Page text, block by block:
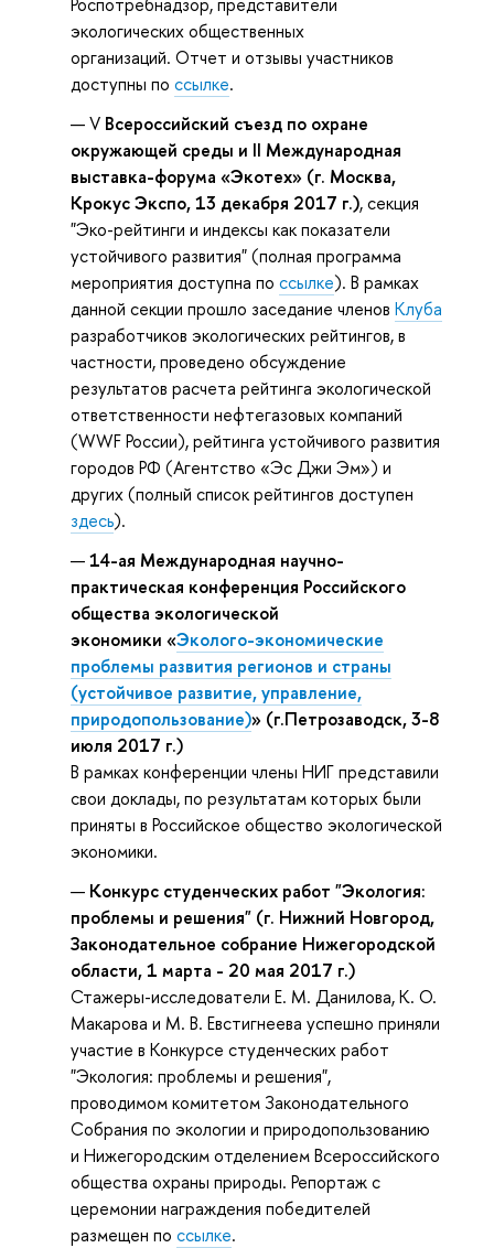
экологических общественных
организаций. Отчет и отзывы участников
доступны поссылке.
V Всероссийский съезд по охране
окружающей среды и II Международная
выставка-форума «Экотех» (г. Москва,
Крокус Экспо, 13 декабря 2017 г.), секция
"Эко-рейтинги и индексы как показатели
устойчивого развития" (полная программа
мероприятия доступна поссылке). В рамках
данной секции прошло заседание членовКлуба
разработчиков экологических рейтингов, в
частности, проведено обсуждение
результатов расчета рейтинга экологической
ответственности нефтегазовых компаний
(WWF России), рейтинга устойчивого развития
городов РФ (Агентство «Эс Джи Эм») и
других (полный список рейтингов доступен
здесь).
14-ая Международная научно-
практическая конференция Российского
общества экологической
экономики «Эколого-экономические
проблемы развития регионов и страны
(устойчивое развитие, управление,
природопользование)» (г.Петрозаводск, 3-8
июля 2017 г.)
В рамках конференции члены НИГ представили
свои доклады, по результатам которых были
приняты в Российское общество экологической
экономики.
Конкурс студенческих работ "Экология:
проблемы и решения" (г. Нижний Новгород,
Законодательное собрание Нижегородской
области, 1 марта - 20 мая 2017 г.)
Стажеры-исследователи Е. М. Данилова, К. О.
Макарова и М. В. Евстигнеева успешно приняли
участие в Конкурсе студенческих работ
"Экология: проблемы и решения",
проводимом комитетом Законодательного
Собрания по экологии и природопользованию
и Нижегородским отделением Всероссийского
общества охраны природы. Репортаж с
церемонии награждения победителей
размещен поссылке.